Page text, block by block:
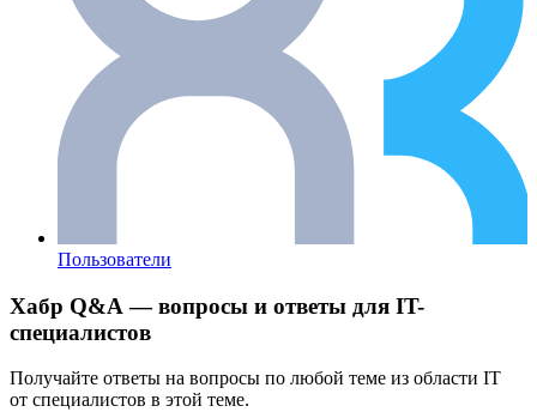
Пользователи
Хабр Q&A — вопросы и ответы для IT-
специалистов
Получайте ответы на вопросы по любой теме из области IT
от специалистов в этой теме.